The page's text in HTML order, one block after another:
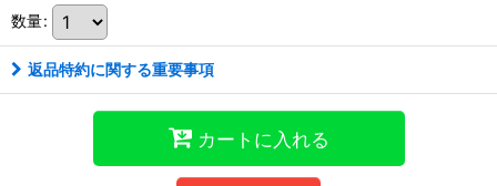
数量:
返品特約に関する重要事項
カートに入れる